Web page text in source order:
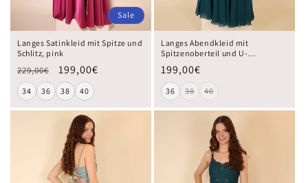
Sale
Langes Satinkleid mit Spitze und
Schlitz, pink
229,00€ 199,00€
34 36 38 40
Langes Abendkleid mit
Spitzenoberteil und U-
199,00€
36 38 40